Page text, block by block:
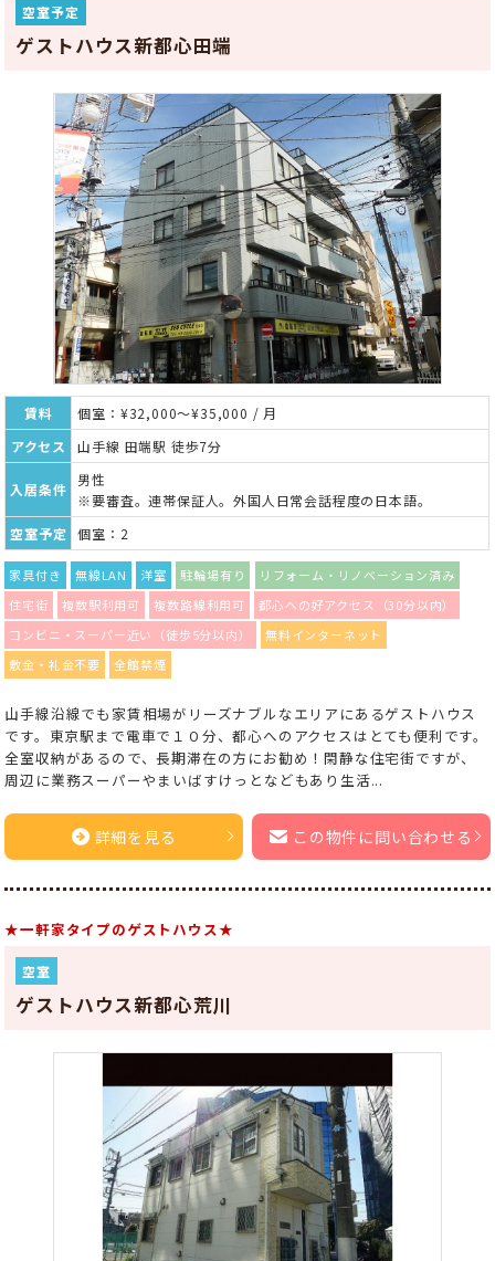
空室予定
ゲストハウス新都心田端
賃料
個室：¥32,000～¥35,000 / 月
アクセス
山手線 田端駅 徒歩7分
入居条件
男性
※要審査。連帯保証人。外国人日常会話程度の日本語。
空室予定
個室：2
家具付き 無線LAN 洋室 駐輪場有り
リフォーム・リノベーション済み
住宅街
複数駅利用可 複数路線利用可
都心への好アクセス（30分以内）
コンビニ・スーパー近い（徒歩5分以内）
無料インターネット
敷金・礼金不要
全館禁煙
山手線沿線でも家賃相場がリーズナブルなエリアにあるゲストハウス
です。東京駅まで電車で１０分、都心へのアクセスはとても便利です。
全室収納があるので、長期滞在の方にお勧め！閑静な住宅街ですが、
周辺に業務スーパーやまいばすけっとなどもあり生活...
詳細を見る この物件に問い合わせる
★一軒家タイプのゲストハウス★
空室
ゲストハウス新都心荒川